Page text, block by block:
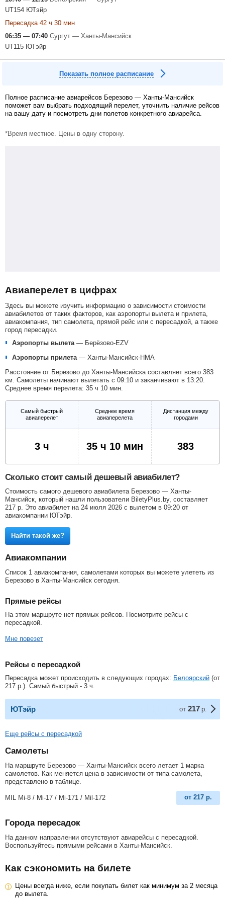
UT154 ЮТэйр
Пересадка 42 ч 30 мин
06:35 — 07:40 Сургут — Ханты-Мансийск
UT115 ЮТэйр
Показать полное расписание
Полное расписание авиарейсов Березово — Ханты-Мансийск
поможет вам выбрать подходящий перелет, уточнить наличие рейсов
на вашу дату и посмотреть дни полетов конкретного авиарейса.
*Время местное. Цены в одну сторону.
Авиаперелет в цифрах
Здесь вы можете изучить информацию о зависимости стоимости
авиабилетов от таких факторов, как аэропорты вылета и прилета,
авиакомпания, тип самолета, прямой рейс или с пересадкой, а также
город пересадки.
Аэропорты вылета — Берёзово-EZV
Аэропорты прилета — Ханты-Мансийск-HMA
Расстояние от Березово до Ханты-Мансийска составляет всего 383
км. Самолеты начинают вылетать с 09:10 и заканчивают в 13:20.
Среднее время перелета: 35 ч 10 мин.
Самый быстрый
авиаперелет
Среднее время
авиаперелета
Дистанция между
городами
3 ч 35 ч 10 мин 383
Сколько стоит самый дешевый авиабилет?
Стоимость самого дешевого авиабилета Березово — Ханты-
Мансийск, который нашли пользователи BiletyPlus.by, составляет
217 р . Это авиабилет на 24 июля 2026 с вылетом в 09:20 от
авиакомпании ЮТэйр.
Найти такой же?
Авиакомпании
Список 1 авиакомпания, самолетами которых вы можете улететь из
Березово в Ханты-Мансийск сегодня.
Прямые рейсы
На этом маршруте нет прямых рейсов. Посмотрите рейсы с
пересадкой.
Мне повезет
Рейсы с пересадкой
Пересадка может происходить в следующих городах: Белоярский (от
217 р. ). Самый быстрый - 3 ч.
ЮТэйр от 217 р.
Еще рейсы с пересадкой
Самолеты
На маршруте Березово — Ханты-Мансийск всего летает 1 марка
самолетов. Как меняется цена в зависимости от типа самолета,
представлено в таблице.
MIL Mi-8 / Mi-17 / Mi-171 / Mil-172 от 217 р.
Города пересадок
На данном направлении отсутствуют авиарейсы с пересадкой.
Воспользуйтесь прямыми рейсами в Ханты-Мансийск.
Как сэкономить на билете
Цены всегда ниже, если покупать билет как минимум за 2 месяца
до вылета.